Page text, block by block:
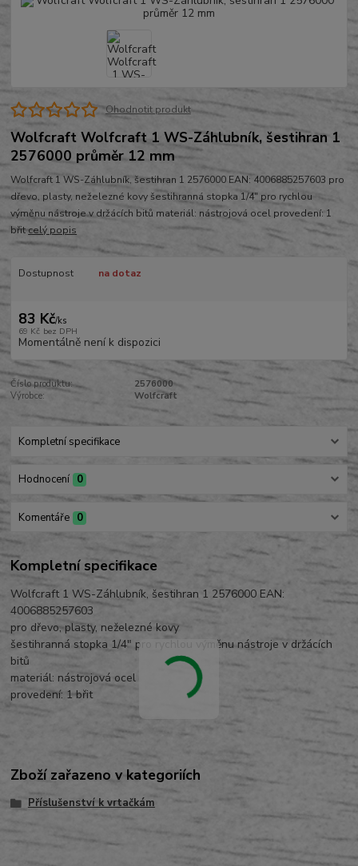
Ohodnotit produkt
Wolfcraft Wolfcraft 1 WS-Záhlubník, šestihran 1
2576000 průměr 12 mm
Wolfcraft 1 WS-Záhlubník, šestihran 1 2576000 EAN: 4006885257603 pro
dřevo, plasty, neželezné kovy šestihranná stopka 1/4" pro rychlou
výměnu nástroje v držácích bitů materiál: nástrojová ocel provedení: 1
břitcelý popis
Dostupnost na dotaz
83 Kč/ks
69 Kč bez DPH
Momentálně není k dispozici
Číslo produktu:
2576000
Výrobce:
Wolfcraft
Kompletní specifikace
Hodnocení 0
Komentáře 0
Kompletní specifikace
Wolfcraft 1 WS-Záhlubník, šestihran 1 2576000 EAN:
4006885257603
pro dřevo, plasty, neželezné kovy
šestihranná stopka 1/4" pro rychlou výměnu nástroje v držácích
bitů
materiál: nástrojová ocel
provedení: 1 břit
Zboží zařazeno v kategoriích
Příslušenství k vrtačkám